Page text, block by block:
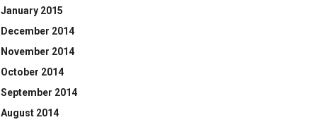
January 2015
December 2014
November 2014
October 2014
September 2014
August 2014